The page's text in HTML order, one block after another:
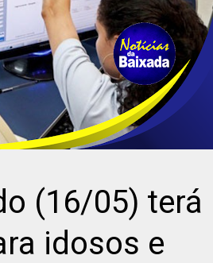
(16/05) terá
idosos e